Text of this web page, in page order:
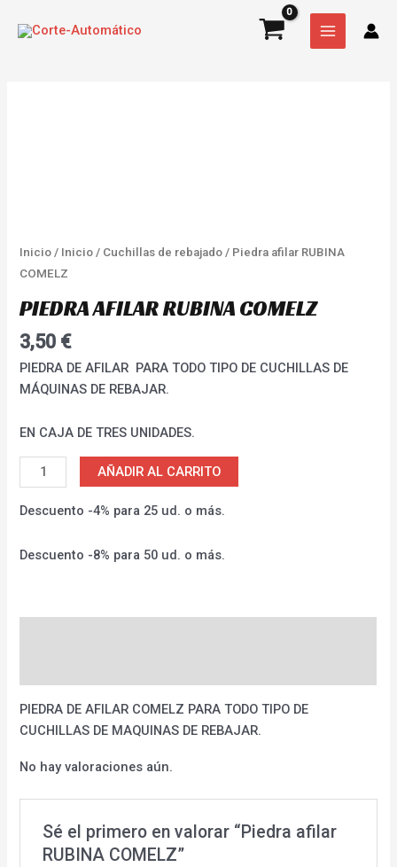
MAIN
MENU
Inicio / Inicio / Cuchillas de rebajado / Piedra afilar RUBINA
COMELZ
PIEDRA AFILAR RUBINA COMELZ
3,50 €
PIEDRA DE AFILAR PARA TODO TIPO DE CUCHILLAS DE
MÁQUINAS DE REBAJAR.
EN CAJA DE TRES UNIDADES.
AÑADIR AL CARRITO
Descuento -4% para 25 ud. o más.
Descuento -8% para 50 ud. o más.
PIEDRA DE AFILAR COMELZ PARA TODO TIPO DE
CUCHILLAS DE MAQUINAS DE REBAJAR.
No hay valoraciones aún.
Sé el primero en valorar “Piedra afilar
RUBINA COMELZ”
COMELZ
cantidad